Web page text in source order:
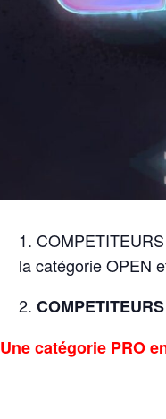
COMPETITEURS
la catégorie OPEN
Une catégorie PRO